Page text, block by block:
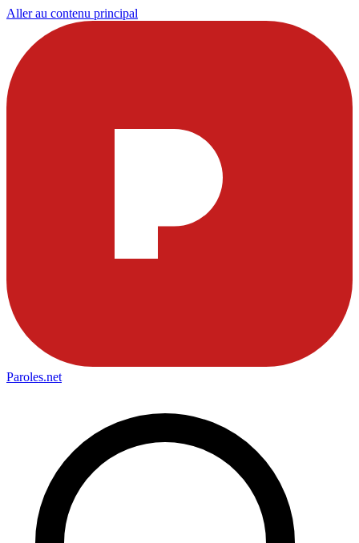
Aller au contenu principal
Paroles.net